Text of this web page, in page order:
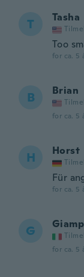
T Tasha
Too
for ca. 5
B Brian
for ca. 5
H Horst
Für
for ca. 5
G
for ca. 5